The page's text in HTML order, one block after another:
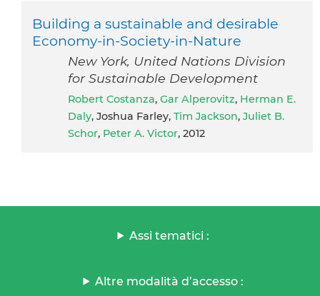
Building a sustainable and desirable
Economy-in-Society-in-Nature
New York, United Nations Division
for Sustainable Development
Robert Costanza, Gar Alperovitz, Herman E.
Daly, Joshua Farley, Tim Jackson, Juliet B.
Schor, Peter A. Victor, 2012
Assi tematici :
Altre modalità d’accesso :